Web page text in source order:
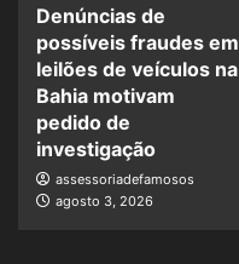
Denúncias de
possíveis fraudes em
leilões de veículos na
Bahia motivam
pedido de
investigação
assessoriadefamosos
agosto 3, 2026